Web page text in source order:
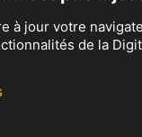
à jour votre
de la